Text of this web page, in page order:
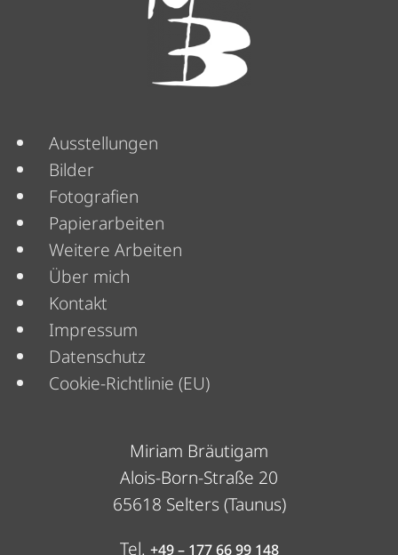
Menü
Ausstellungen
Bilder
Fotografien
Papierarbeiten
Weitere Arbeiten
Über mich
Menü
Kontakt
Impressum
Datenschutz
Cookie-Richtlinie (EU)
Miriam Bräutigam
Alois-Born-Straße 20
65618 Selters (Taunus)
Tel. +49 – 177 66 99 148